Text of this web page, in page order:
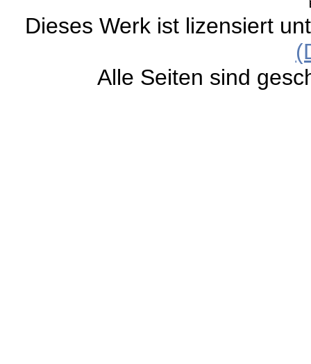
Dieses Werk ist lizensiert
Alle Seiten sind